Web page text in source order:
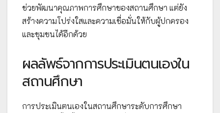
ช่วยพัฒนาคุณภาพการศึกษาของสถานศึกษา แต่ยัง
สร้างความโปร่งใสและความเชื่อมั่นให้กับผู้ปกครอง
และชุมชนได้อีกด้วย
ผลลัพธ์จากการประเมินตนเองใน
สถานศึกษา
การประเมินตนเองในสถานศึกษาระดับการศึกษา